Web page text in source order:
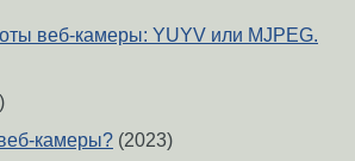
веб-камеры: YUYV или MJPEG.
камеры? (2023)